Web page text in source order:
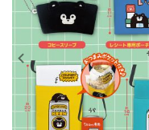
カプセルトイ
販促用空カプセル
レンタル